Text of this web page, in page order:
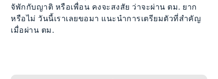
จัพักกับญาติ หรือเพื่อน คงจะสงสัย ว่าจะผ่าน ตม. ยาก
หรือไม่ วันนี้เราเลยขอมา แนะนำการเตรียมตัวที่สำคัญ
เมื่อผ่าน ตม.